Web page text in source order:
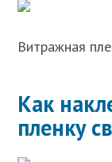
Витражная
Как
пленку